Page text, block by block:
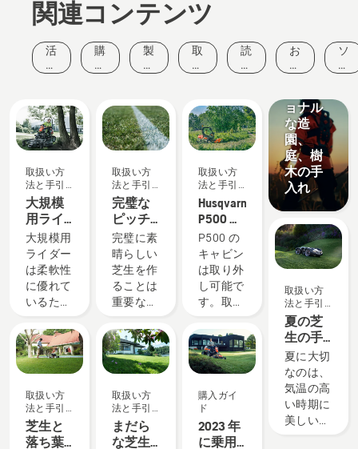
関連コンテンツ
活
動
ベ
ン
ト
購
入
ド
製
品
ノ
ベ
ー
シ
ョ
ン
取
扱
法
と
手
引
き
読
み
と
ヒ
ン
ト
お
客
声
ソ
リ
シ
取扱い方
法と手引
き
大規模
用ライ
ダーへ
のカッ
ティン
グデッ
キの取
方法
大規模用
ライダー
は柔軟性
に優れて
いるた
前の作業
にすばや
く対応し
ーズンの
新しい作
業に対応
したりで
取扱い方
法と手引
き
芝生と
落ち葉
取扱い方
法と手引
き
完璧な
ピッチ
を作る
完璧に素
晴らしい
芝生を作
ることは
重要な要
です。で
も、ゲー
ムやスポ
芸の活動
の間に、
芝を生涯
にわたっ
取扱い方
法と手引
き
まだら
な芝生
取扱い方
法と手引
き
Husqvarna
P500 の
キャビ
ンの取
り付け
と取り
外し
P500 の
キャビン
は取り外
し可能で
す。取り
追加のツ
ールとキ
ャビンを
補助が必
要です。
キャビン
の取り付
購入ガイ
ド
2023 年
に乗用
ソリュー
ション
プロフ
ョナル
な造
園、
庭、樹
木の手
入れ
取扱い方
法と手引
き
夏の芝
生の手
入れ方
法 - 6つ
のヒン
ト
夏に大切
なのは、
気温の高
い時期に
美しい庭